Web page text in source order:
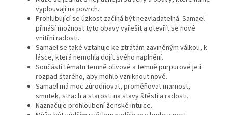
vyplouvají na povrch.
Prohlubující se úzkost začíná být nezvladatelná. Samael
přináší možnost tyto obavy vyřešit a otevřít se nové
vnitřní radosti.
Samael se také vztahuje ke ztrátám zaviněným válkou, k
lásce, která nemohla dojít svého naplnění.
Součástí tématu temně olivové a temně purpurové je i
rozpad starého, aby mohlo vzniknout nové.
Samael má moc zúrodňovat, proměňovat marnost,
smutek, strach a starosti na stavy štěstí a radosti.
Naznačuje prohloubení ženské intuice.